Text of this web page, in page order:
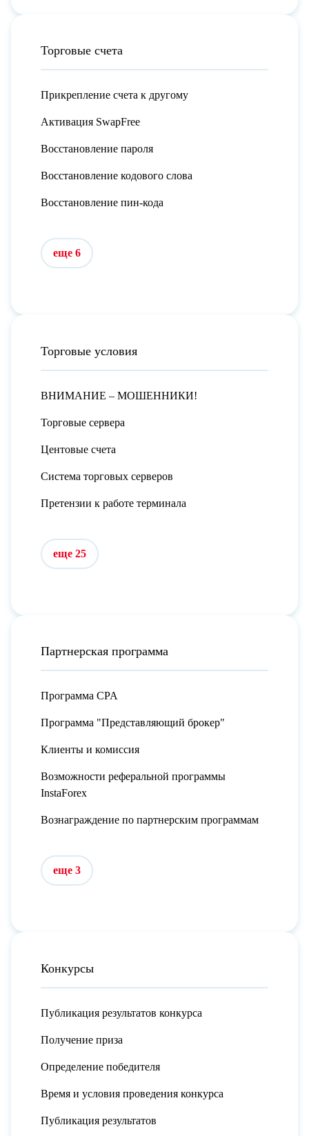
Торговые счета
Прикрепление счета к другому
Активация SwapFree
Восстановление пароля
Восстановление кодового слова
Восстановление пин-кода
еще 6
Торговые условия
ВНИМАНИЕ – МОШЕННИКИ!
Торговые сервера
Центовые счета
Система торговых серверов
Претензии к работе терминала
еще 25
Партнерская программа
Программа CPA
Программа "Представляющий брокер"
Клиенты и комиссия
Возможности реферальной программы
InstaForex
Вознаграждение по партнерским программам
еще 3
Конкурсы
Публикация результатов конкурса
Получение приза
Определение победителя
Время и условия проведения конкурса
Публикация результатов